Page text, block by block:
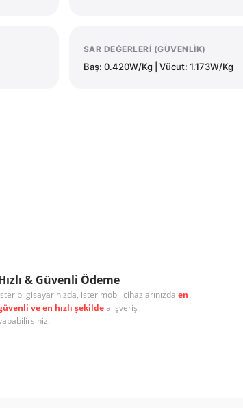
SAR DEĞERLERI (GÜVENLIK)
Baş: 0.420W/Kg | Vücut: 1.173W/Kg
& Güvenli Ödeme
bilgisayarınızda, ister mobil cihazlarınızda en
ve en hızlı şekildealışveriş